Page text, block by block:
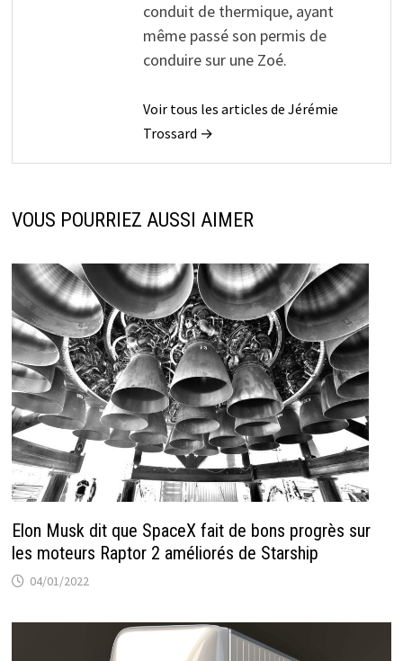
conduit de thermique, ayant
même passé son permis de
conduire sur une Zoé.
Voir tous les articles de Jérémie
Trossard →
VOUS POURRIEZ AUSSI AIMER
Elon Musk dit que SpaceX fait de bons progrès sur
les moteurs Raptor 2 améliorés de Starship
04/01/2022